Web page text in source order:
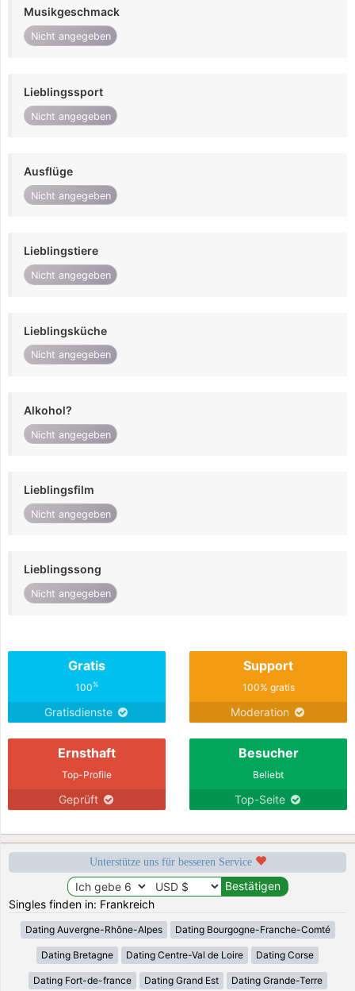
Musikgeschmack
Nicht angegeben
Lieblingssport
Nicht angegeben
Ausflüge
Nicht angegeben
Lieblingstiere
Nicht angegeben
Lieblingsküche
Nicht angegeben
Alkohol?
Nicht angegeben
Lieblingsfilm
Nicht angegeben
Lieblingssong
Nicht angegeben
Gratis
100%
Gratisdienste
Support
100% gratis
Moderation
Ernsthaft
Top-Profile
Geprüft
Besucher
Beliebt
Top-Seite
Unterstütze uns für besseren Service
Singles finden in: Frankreich
Dating Auvergne-Rhône-Alpes Dating Bourgogne-Franche-Comté
Dating Bretagne Dating Centre-Val de Loire Dating Corse
Dating Fort-de-france Dating Grand Est Dating Grande-Terre